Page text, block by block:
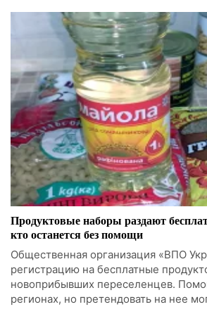
Продуктовые наборы раздают
кто останется без помощи
Общественная организация «ВПО
регистрацию на бесплатные
новоприбывших переселенцев.
регионах, но претендовать на нее